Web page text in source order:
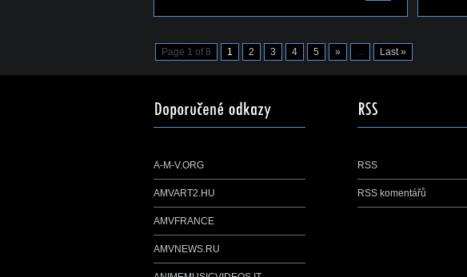
Page 1 of 8 1 2 3 4 5 » ... Last »
A-M-V.ORG
AMVART2.HU
AMVFRANCE
AMVNEWS.RU
RSS
RSS komentářů